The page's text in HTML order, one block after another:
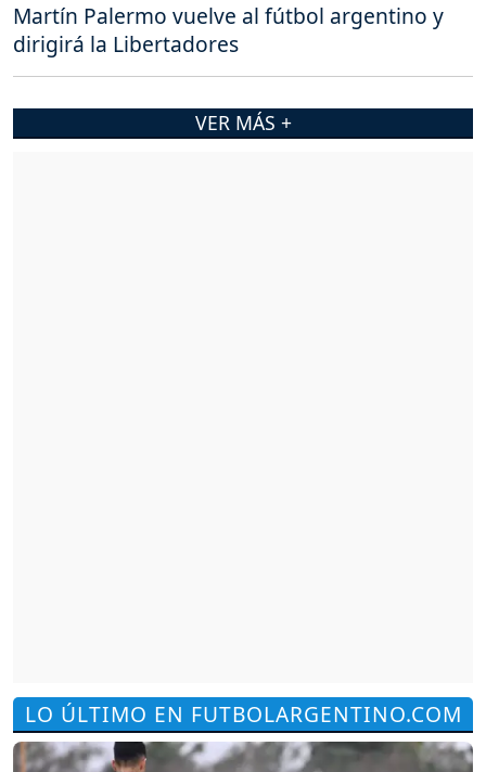
LO ÚLTIMO EN FUTBOLARGENTINO.COM
Martín Palermo vuelve al fútbol argentino y
dirigirá la Libertadores
VER MÁS +